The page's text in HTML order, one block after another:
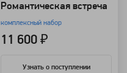
Романтическая встреча
комплексный набор
11 600 ₽
Узнать о поступлении